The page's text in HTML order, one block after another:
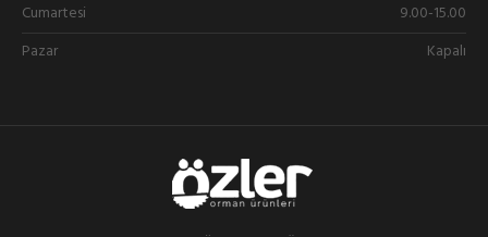
Cumartesi
9.00-15.00
Pazar
Kapalı